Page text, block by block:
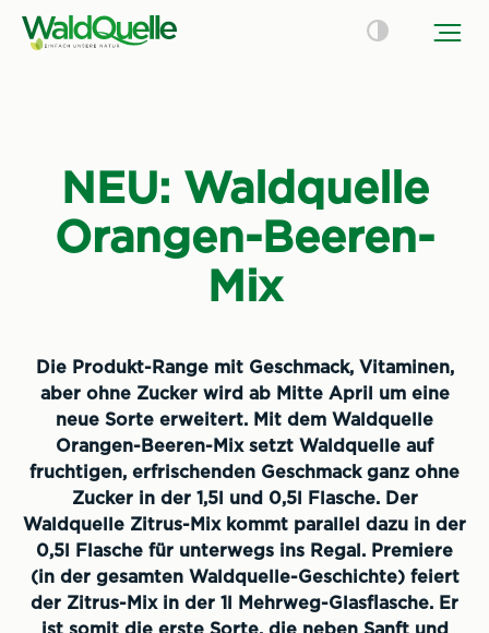
NEU: Waldquelle
Orangen-Beeren-
Mix
Die Produkt-Range mit Geschmack, Vitaminen,
aber ohne Zucker wird ab Mitte April um eine
neue Sorte erweitert. Mit dem Waldquelle
Orangen-Beeren-Mix setzt Waldquelle auf
fruchtigen, erfrischenden Geschmack ganz ohne
Zucker in der 1,5l und 0,5l Flasche. Der
Waldquelle Zitrus-Mix kommt parallel dazu in der
0,5l Flasche für unterwegs ins Regal. Premiere
(in der gesamten Waldquelle-Geschichte) feiert
der Zitrus-Mix in der 1l Mehrweg-Glasflasche. Er